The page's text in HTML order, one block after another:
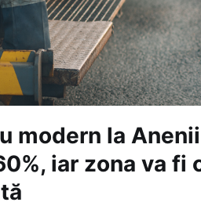
modern la
iar zona va fi